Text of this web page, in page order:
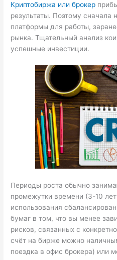
Криптобиржа или брокер
результаты. Поэтому сначала
платформы для работы,
рынка. Тщательный анализ
успешные инвестиции.
Периоды роста обычно
промежутки времени (3-10
использования
бумаг в том, что вы менее
рисков, связанных с
счёт на бирже можно
поездка в офис брокера) или